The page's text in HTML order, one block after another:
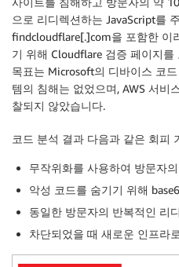
으로 리디렉션하는 JavaScript를
findcloudflare[.]com을 포함한 이
기 위해 Cloudflare 검증 페이지
목표는 Microsoft의 디바이스 코
템의 침해는 없었으며, AWS 서비
찰되지 않았습니다.
코드 분석 결과 다음과 같은 회피
무작위화를 사용하여 방문자
악성 코드를 숨기기 위해
동일한 방문자의 반복적인 리
차단되었을 때 새로운 인프라